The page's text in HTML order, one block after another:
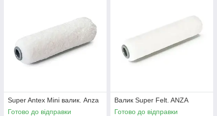
Super Antex Mini валик. Anza
Готово до відправки
Валик Super Felt. ANZA
Готово до відправки